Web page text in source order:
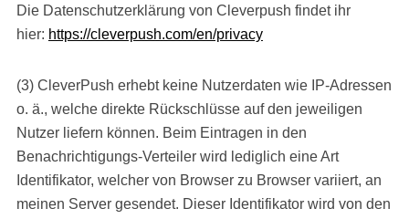
Die Datenschutzerklärung von Cleverpush findet ihr
hier: https://cleverpush.com/en/privacy
(3) CleverPush erhebt keine Nutzerdaten wie IP-Adressen
o. ä., welche direkte Rückschlüsse auf den jeweiligen
Nutzer liefern können. Beim Eintragen in den
Benachrichtigungs-Verteiler wird lediglich eine Art
Identifikator, welcher von Browser zu Browser variiert, an
meinen Server gesendet. Dieser Identifikator wird von den